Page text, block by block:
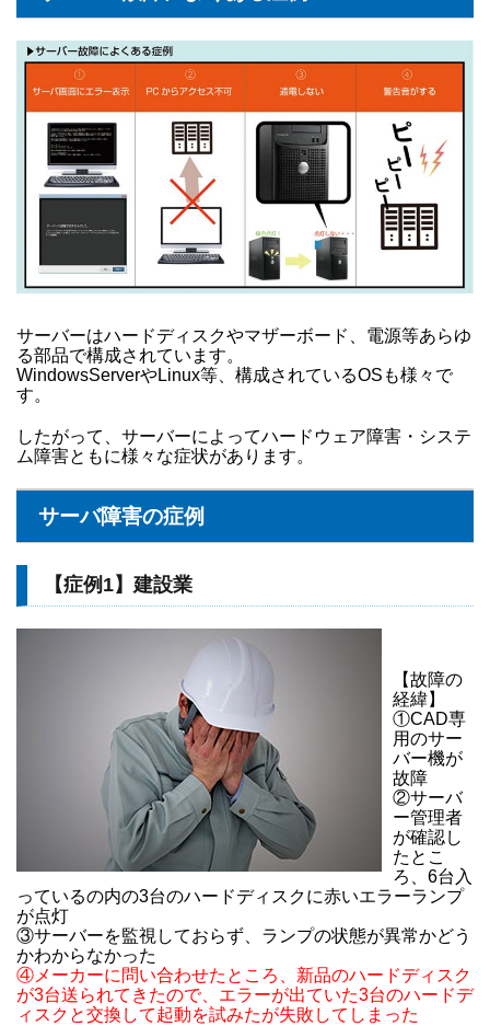
サーバーはハードディスクやマザーボード、電源等あらゆ
る部品で構成されています。
WindowsServerやLinux等、構成されているOSも様々で
す。
したがって、サーバーによってハードウェア障害・システ
ム障害ともに様々な症状があります。
サーバ障害の症例
【症例1】建設業
【故障の
経緯】
①CAD専
用のサー
バー機が
故障
②サーバ
ー管理者
が確認し
たとこ
ろ、6台入
っているの内の3台のハードディスクに赤いエラーランプ
が点灯
③サーバーを監視しておらず、ランプの状態が異常かどう
かわからなかった
④メーカーに問い合わせたところ、新品のハードディスク
が3台送られてきたので、エラーが出ていた3台のハードデ
ィスクと交換して起動を試みたが失敗してしまった